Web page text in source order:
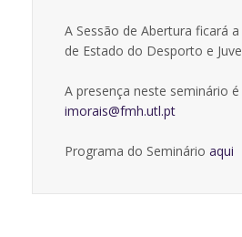
A Sessão de Abertura ficará
de Estado do Desporto e
A presença neste seminário
imorais@fmh.utl.pt
Programa do Seminário aqui